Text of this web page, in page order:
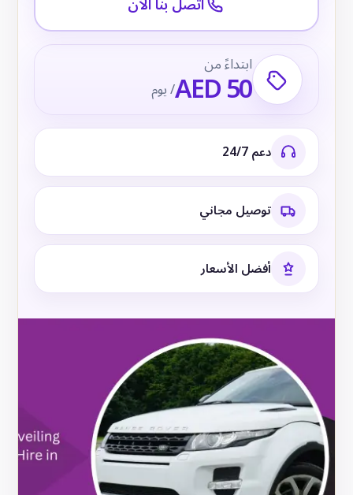
ابتداءً من
AED 50/ يوم
دعم 24/7
توصيل مجاني
أفضل الأسعار